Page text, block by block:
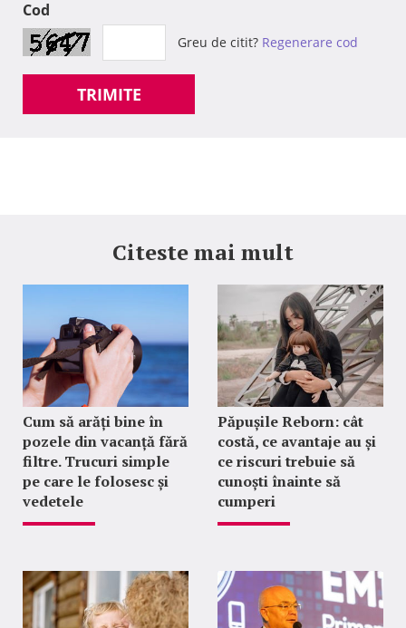
Cod
Greu de citit? Regenerare cod
TRIMITE
Citeste mai mult
Cum să arăți bine în
pozele din vacanță fără
filtre. Trucuri simple
pe care le folosesc și
vedetele
Păpușile Reborn: cât
costă, ce avantaje au și
ce riscuri trebuie să
cunoști înainte să
cumperi